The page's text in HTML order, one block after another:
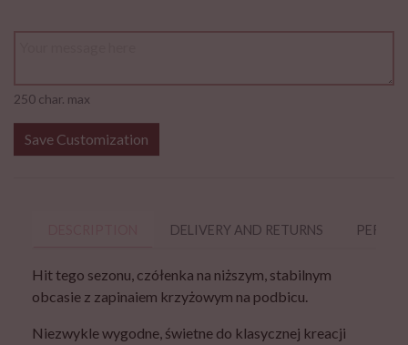
250 char. max
Save Customization
DELIVERY AND RETURNS
Hit tego sezonu, czółenka na niższym, stabilnym
obcasie z zapinaiem krzyżowym na podbicu.
Niezwykle wygodne, świetne do klasycznej kreacji